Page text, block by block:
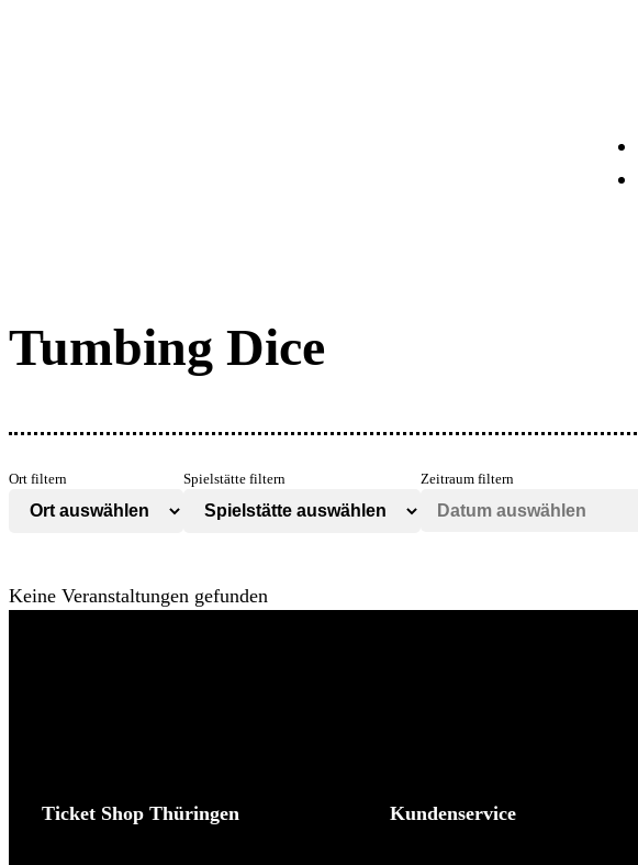
Tumbing Dice
Ort filtern Spielstätte filtern Zeitraum filtern
Keine Veranstaltungen gefunden
Ticket Shop Thüringen Kundenservice